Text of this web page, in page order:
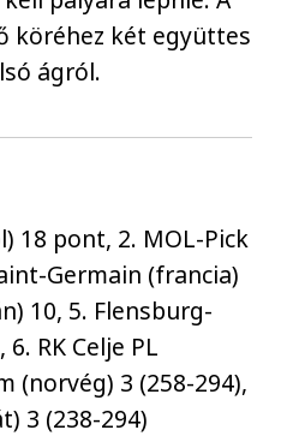
köréhez két együttes
ágról.
18 pont, 2. MOL-Pick
Germain (francia)
10, 5. Flensburg-
RK Celje PL
(norvég) 3 (258-294),
3 (238-294)